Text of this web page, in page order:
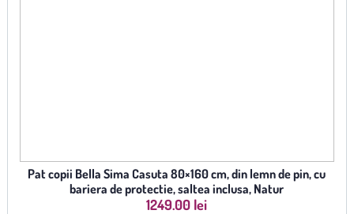
Pat copii Bella Sima Casuta 80×160 cm, din lemn de pin, cu
bariera de protectie, saltea inclusa, Natur
1249.00 lei